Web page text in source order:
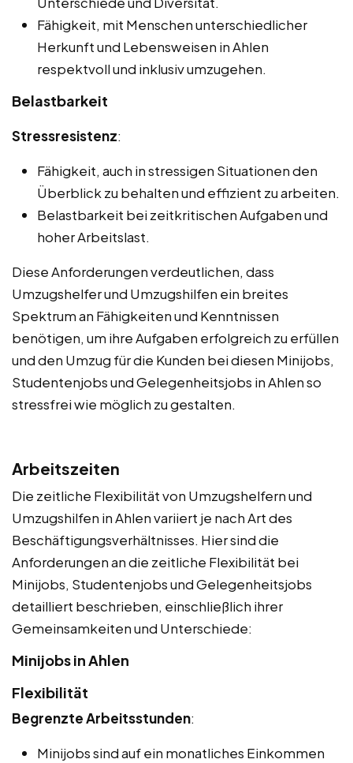
Fähigkeit, mit Menschen unterschiedlicher
Herkunft und Lebensweisen in Ahlen
respektvoll und inklusiv umzugehen.
Belastbarkeit
Stressresistenz:
Fähigkeit, auch in stressigen Situationen den
Überblick zu behalten und effizient zu arbeiten.
Belastbarkeit bei zeitkritischen Aufgaben und
hoher Arbeitslast.
Diese Anforderungen verdeutlichen, dass
Umzugshelfer und Umzugshilfen ein breites
Spektrum an Fähigkeiten und Kenntnissen
benötigen, um ihre Aufgaben erfolgreich zu erfüllen
und den Umzug für die Kunden bei diesen Minijobs,
Studentenjobs und Gelegenheitsjobs in Ahlen so
stressfrei wie möglich zu gestalten.
Arbeitszeiten
Die zeitliche Flexibilität von Umzugshelfern und
Umzugshilfen in Ahlen variiert je nach Art des
Beschäftigungsverhältnisses. Hier sind die
Anforderungen an die zeitliche Flexibilität bei
Minijobs, Studentenjobs und Gelegenheitsjobs
detailliert beschrieben, einschließlich ihrer
Gemeinsamkeiten und Unterschiede:
Minijobs in Ahlen
Flexibilität
Begrenzte Arbeitsstunden:
Minijobs sind auf ein monatliches Einkommen